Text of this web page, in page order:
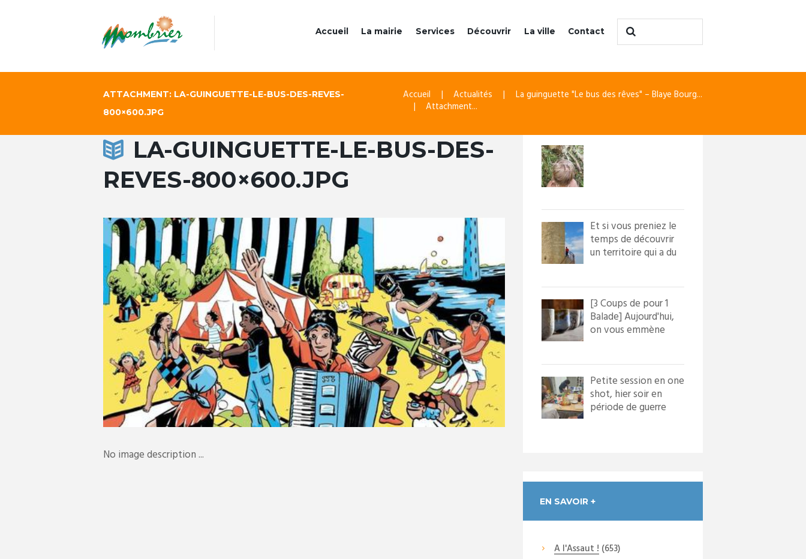
Accueil La mairie Services Découvrir La ville Contact
ATTACHMENT: LA-GUINGUETTE-LE-BUS-DES-REVES-
800×600.JPG
Accueil Actualités
La guinguette "Le bus des rêves" – Blaye Bourg...
Attachment...
LA-GUINGUETTE-LE-BUS-DES-
REVES-800×600.JPG
No image description ...
Et si vous preniez le
temps de découvrir
un territoire qui a du
[3 Coups de pour 1
Balade] Aujourd'hui,
on vous emmène
Petite session en one
shot, hier soir en
période de guerre
EN SAVOIR +
A l'Assaut ! (653)